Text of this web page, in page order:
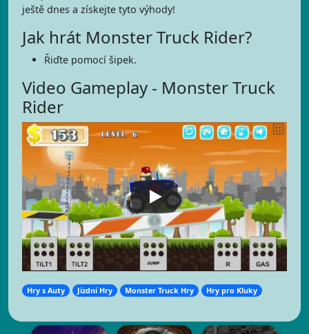
ještě dnes a získejte tyto výhody!
Jak hrát Monster Truck Rider?
Řiďte pomocí šipek.
Video Gameplay - Monster Truck
Rider
Hry s Auty Jízdní Hry Monster Truck Hry Hry pro Kluky